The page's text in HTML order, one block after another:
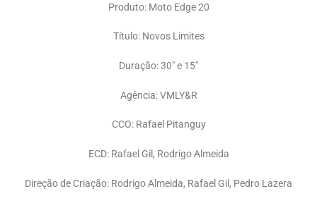
Produto: Moto Edge 20
Título: Novos Limites
Duração: 30″ e 15″
Agência: VMLY&R
CCO: Rafael Pitanguy
ECD: Rafael Gil, Rodrigo Almeida
Direção de Criação: Rodrigo Almeida, Rafael Gil, Pedro Lazera